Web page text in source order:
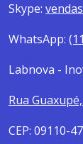
Skype:
WhatsApp:
Labnova -
Rua
CEP: 09110-